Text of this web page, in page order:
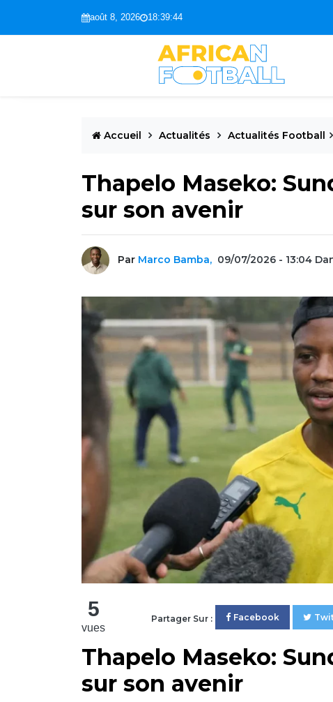
août 8, 2026 18:39:45
Accueil Actualités Actualités Football
Thapelo Maseko:
sur son avenir
Par Marco Bamba, 09/07/2026 - 13:04
5
vues
Partager Sur : Facebook
Thapelo Maseko:
sur son avenir